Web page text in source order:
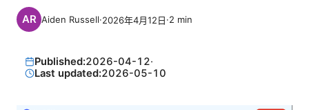
Aiden Russell·2026年4月12日·2 min
Published:2026-04-12·
Last updated:2026-05-10